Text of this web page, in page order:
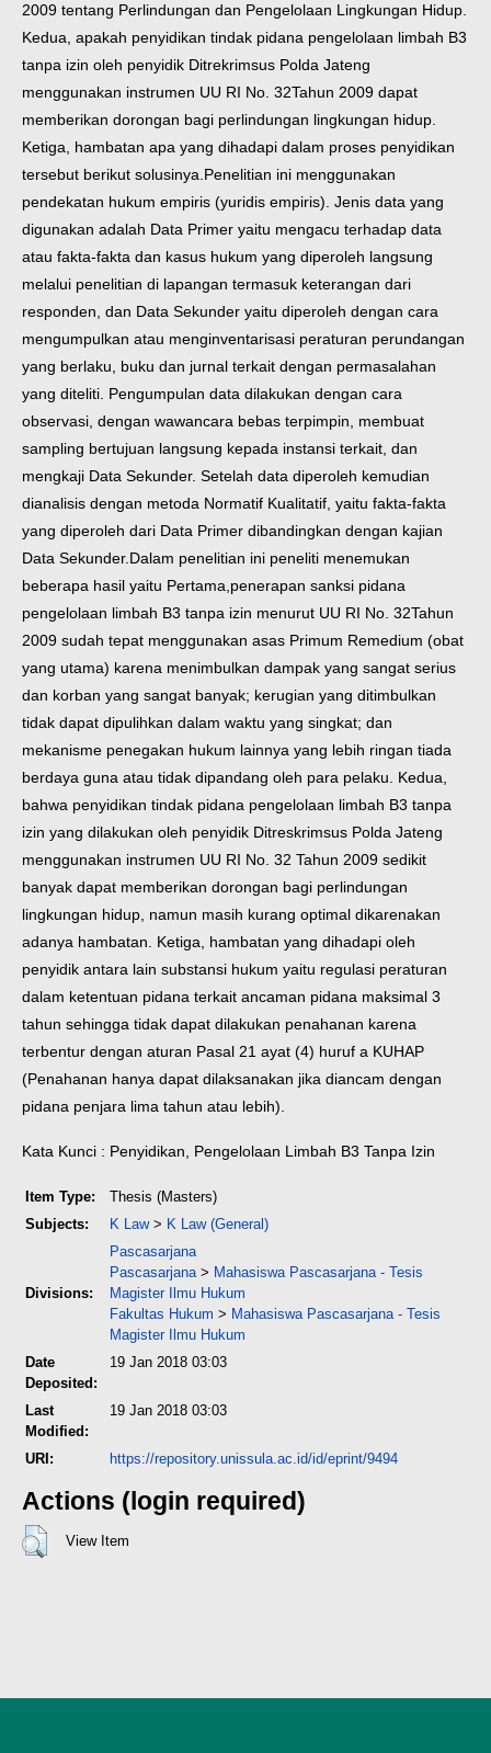
2009 tentang Perlindungan dan Pengelolaan Lingkungan Hidup.
Kedua, apakah penyidikan tindak pidana pengelolaan limbah B3
tanpa izin oleh penyidik Ditrekrimsus Polda Jateng
menggunakan instrumen UU RI No. 32Tahun 2009 dapat
memberikan dorongan bagi perlindungan lingkungan hidup.
Ketiga, hambatan apa yang dihadapi dalam proses penyidikan
tersebut berikut solusinya.Penelitian ini menggunakan
pendekatan hukum empiris (yuridis empiris). Jenis data yang
digunakan adalah Data Primer yaitu mengacu terhadap data
atau fakta-fakta dan kasus hukum yang diperoleh langsung
melalui penelitian di lapangan termasuk keterangan dari
responden, dan Data Sekunder yaitu diperoleh dengan cara
mengumpulkan atau menginventarisasi peraturan perundangan
yang berlaku, buku dan jurnal terkait dengan permasalahan
yang diteliti. Pengumpulan data dilakukan dengan cara
observasi, dengan wawancara bebas terpimpin, membuat
sampling bertujuan langsung kepada instansi terkait, dan
mengkaji Data Sekunder. Setelah data diperoleh kemudian
dianalisis dengan metoda Normatif Kualitatif, yaitu fakta-fakta
yang diperoleh dari Data Primer dibandingkan dengan kajian
Data Sekunder.Dalam penelitian ini peneliti menemukan
beberapa hasil yaitu Pertama,penerapan sanksi pidana
pengelolaan limbah B3 tanpa izin menurut UU RI No. 32Tahun
2009 sudah tepat menggunakan asas Primum Remedium (obat
yang utama) karena menimbulkan dampak yang sangat serius
dan korban yang sangat banyak; kerugian yang ditimbulkan
tidak dapat dipulihkan dalam waktu yang singkat; dan
mekanisme penegakan hukum lainnya yang lebih ringan tiada
berdaya guna atau tidak dipandang oleh para pelaku. Kedua,
bahwa penyidikan tindak pidana pengelolaan limbah B3 tanpa
izin yang dilakukan oleh penyidik Ditreskrimsus Polda Jateng
menggunakan instrumen UU RI No. 32 Tahun 2009 sedikit
banyak dapat memberikan dorongan bagi perlindungan
lingkungan hidup, namun masih kurang optimal dikarenakan
adanya hambatan. Ketiga, hambatan yang dihadapi oleh
penyidik antara lain substansi hukum yaitu regulasi peraturan
dalam ketentuan pidana terkait ancaman pidana maksimal 3
tahun sehingga tidak dapat dilakukan penahanan karena
terbentur dengan aturan Pasal 21 ayat (4) huruf a KUHAP
(Penahanan hanya dapat dilaksanakan jika diancam dengan
pidana penjara lima tahun atau lebih).
Kata Kunci : Penyidikan, Pengelolaan Limbah B3 Tanpa Izin
Item Type:
Thesis (Masters)
Subjects:
K Law> K Law (General)
Divisions:
Pascasarjana
Pascasarjana> Mahasiswa Pascasarjana - Tesis
Magister Ilmu Hukum
Fakultas Hukum > Mahasiswa Pascasarjana - Tesis
Magister Ilmu Hukum
Date
Deposited:
19 Jan 2018 03:03
Last
Modified:
19 Jan 2018 03:03
URI: https://repository.unissula.ac.id/id/eprint/9494
Actions (login required)
View Item